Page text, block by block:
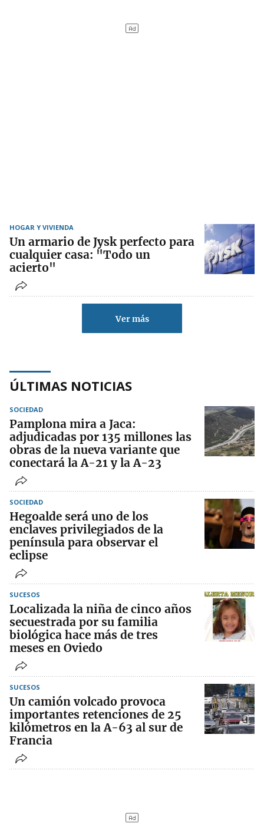
HOGAR Y VIVIENDA
Un armario de Jysk perfecto para
cualquier casa: "Todo un
acierto"
Ver más
ÚLTIMAS NOTICIAS
SOCIEDAD
Pamplona mira a Jaca:
adjudicadas por 135 millones las
obras de la nueva variante que
conectará la A-21 y la A-23
SOCIEDAD
Hegoalde será uno de los
enclaves privilegiados de la
península para observar el
eclipse
SUCESOS
Localizada la niña de cinco años
secuestrada por su familia
biológica hace más de tres
meses en Oviedo
SUCESOS
Un camión volcado provoca
importantes retenciones de 25
kilómetros en la A-63 al sur de
Francia